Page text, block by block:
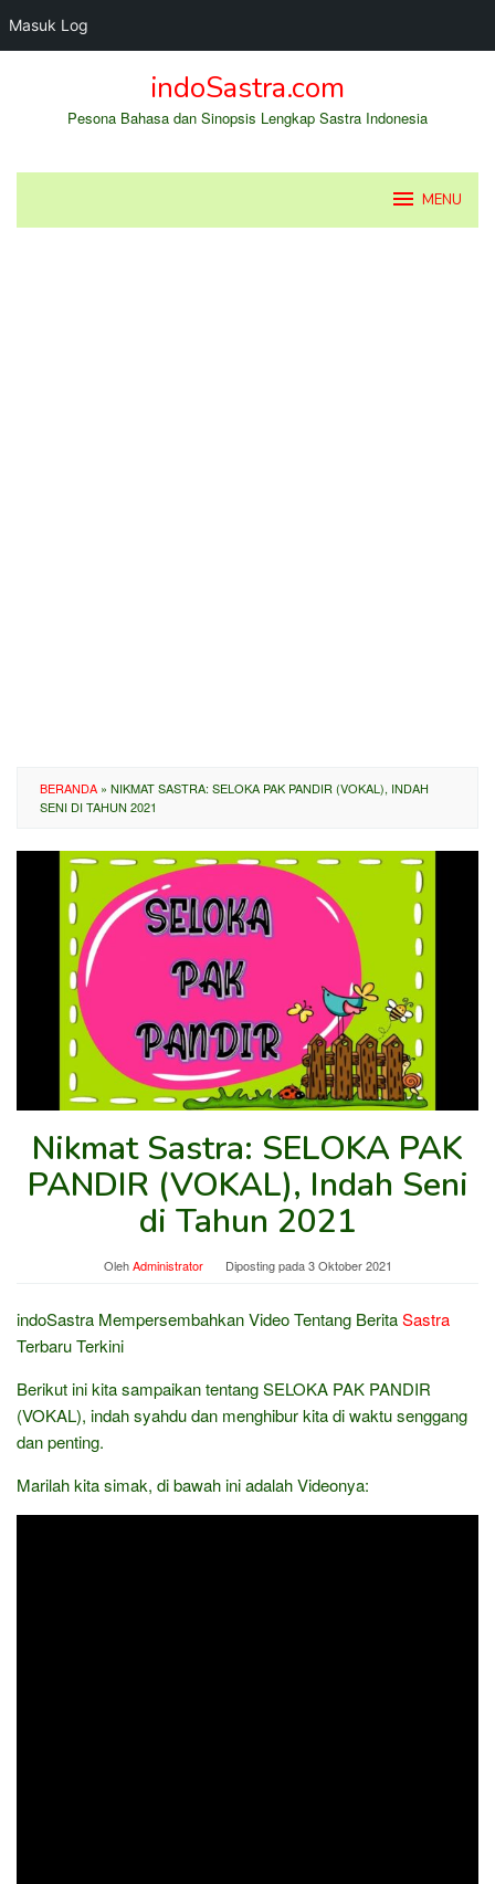
Masuk Log
indoSastra.com
Pesona Bahasa dan Sinopsis Lengkap Sastra Indonesia
MENU
BERANDA » NIKMAT SASTRA: SELOKA PAK PANDIR (VOKAL), INDAH
SENI DI TAHUN 2021
Nikmat Sastra: SELOKA PAK
PANDIR (VOKAL), Indah Seni
di Tahun 2021
OlehAdministrator Diposting pada3 Oktober 2021
indoSastra Mempersembahkan Video Tentang BeritaSastra
Terbaru Terkini
Berikut ini kita sampaikan tentang SELOKA PAK PANDIR
(VOKAL), indah syahdu dan menghibur kita di waktu senggang
dan penting.
Marilah kita simak, di bawah ini adalah Videonya: